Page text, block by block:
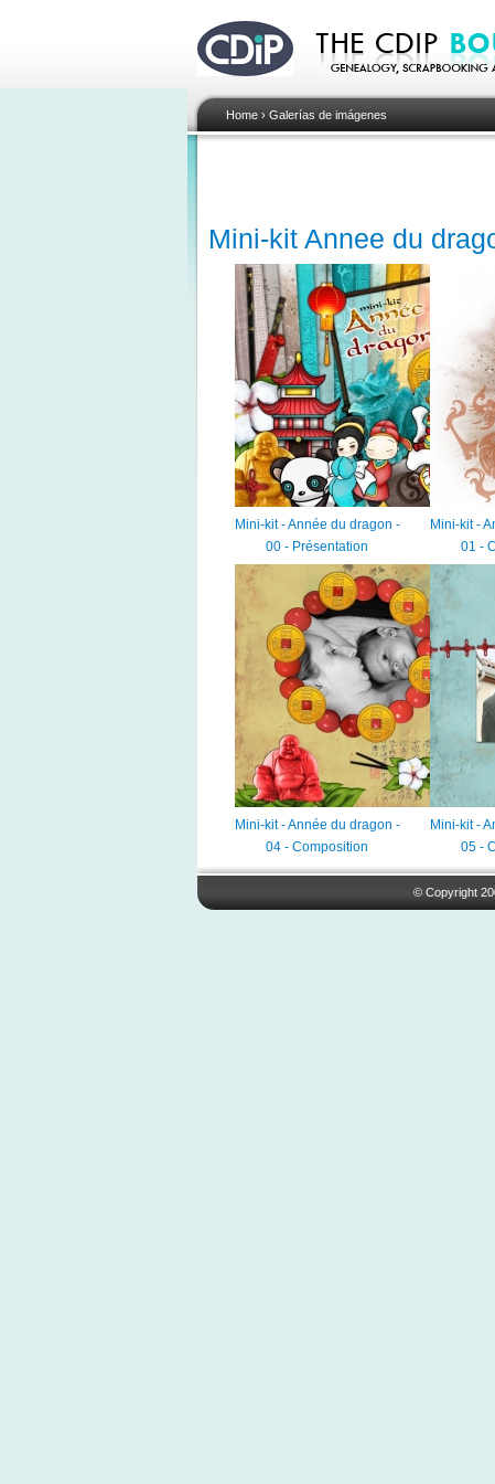
Home› Galerías de imágenes
Mini-kit Annee du
Mini-kit - Année du dragon -
00 - Présentation
Mini-kit -
01 -
Mini-kit - Année du dragon -
04 - Composition
Mini-kit -
05 -
© Copyright